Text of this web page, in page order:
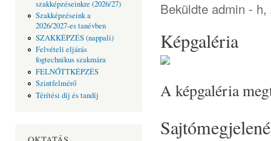
szakképzéseinkre (2026/27)
Szakképzéseink a
2026/2027-es tanévben
SZAKKÉPZÉS (nappali)
Felvételi eljárás
fogtechnikus szakmára
FELNŐTTKÉPZÉS
Szintfelmérő
Térítési díj és tandíj
Beküldte admin - h,
Képgaléria
A képgaléria